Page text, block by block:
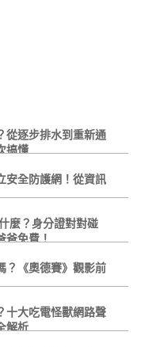
從逐步排水到重新通
搞懂
安全防護網！從資訊
麼？身分證對對碰
免費！
？《奧德賽》觀影前
十大吃電怪獸網路聲
解析